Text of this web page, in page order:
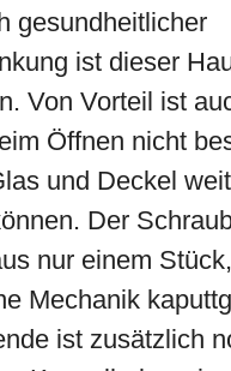
gesundheitlicher
ist dieser
Von Vorteil ist
Öffnen nicht
und Deckel
Der
nur einem
Mechanik
ist zusätzlich